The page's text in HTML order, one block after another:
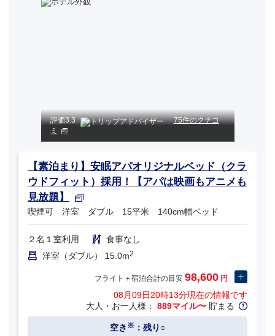
評価3.3
75件のクチコ
ミ
【素泊まり】安眠アパオリジナルベッド（クラ
ウドフィット）採用！【アパは映画もアニメも
見放題】
喫煙可 洋室 ダブル 15平米 140cm幅ベッド
２名１室利用
食事なし
洋室（ダブル） 15.0m2
フライト＋宿泊合計の目安 98,600 円
08月09日20時13分現在の情報です
大人・お一人様： 889マイル〜 貯まる
空き ※ ：残り○